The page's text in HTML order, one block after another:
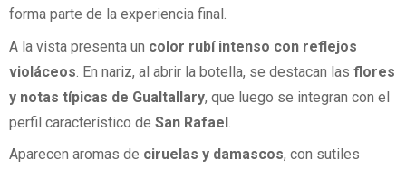
forma parte de la experiencia final.
A la vista presenta un color rubí intenso con reflejos
violáceos . En nariz, al abrir la botella, se destacan las flores
y notas típicas de Gualtallary, que luego se integran con el
perfil característico de San Rafael
Aparecen aromas de ciruelas y damascos, con sutiles